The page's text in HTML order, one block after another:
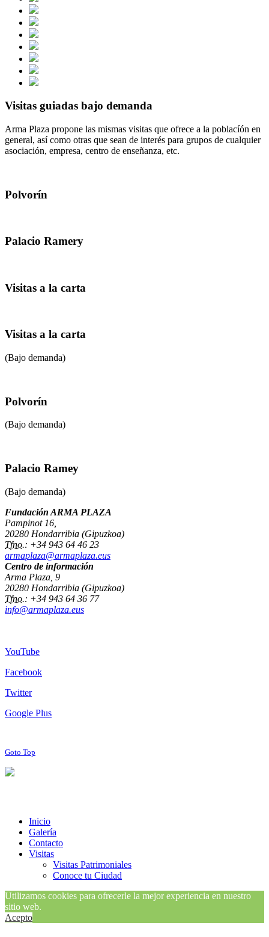
Visitas guiadas bajo demanda
Arma Plaza propone las mismas visitas que ofrece a la poblacíón en
general, así como otras que sean de interés para grupos de cualquier
asociación, empresa, centro de enseñanza, etc.
Polvorín
Palacio Ramery
Visitas a la carta
Visitas a la carta
(Bajo demanda)
Polvorín
(Bajo demanda)
Palacio Ramey
(Bajo demanda)
Fundación ARMA PLAZA
Pampinot 16,
20280 Hondarribia (Gipuzkoa)
Tfno.: +34 943 64 46 23
armaplaza@armaplaza.eus
Centro de información
Arma Plaza, 9
20280 Hondarribia (Gipuzkoa)
Tfno.: +34 943 64 36 77
info@armaplaza.eus
YouTube
Facebook
Twitter
Google Plus
Goto Top
Inicio
Galería
Contacto
Visitas
Visitas Patrimoniales
Conoce tu Ciudad
Utilizamos cookies para ofrecerle la mejor experiencia en nuestro
sitio web.
Acepto